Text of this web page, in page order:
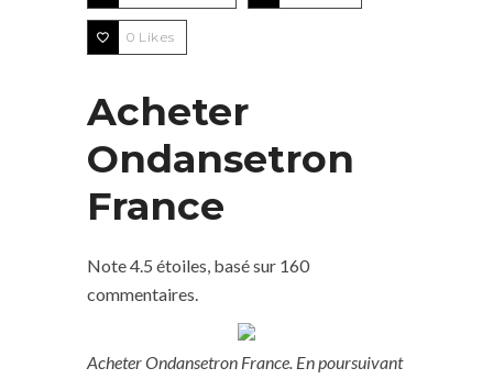
0 Likes
Acheter
Ondansetron
France
Note4.5 étoiles, basé sur 160
commentaires.
Acheter Ondansetron France. En poursuivant